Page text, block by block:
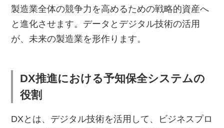
製造業全体の競争力を高めるための戦略的資産へ
と進化させます。データとデジタル技術の活用
が、未来の製造業を形作ります。
DX推進における予知保全システムの
役割
DXとは、デジタル技術を活用して、ビジネスプロ